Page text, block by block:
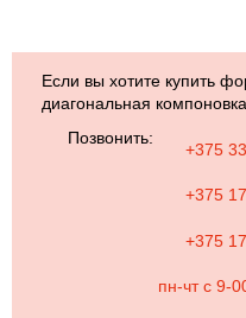
Если вы хотите купить
диагональная
Позвонить:
+375
+375
+375
пн-чт с 9-